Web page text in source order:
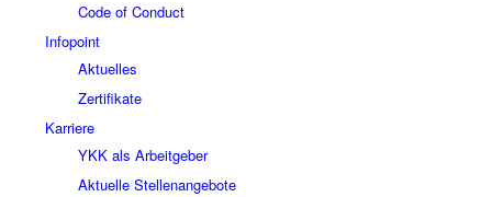
Code of Conduct
Infopoint
Aktuelles
Zertifikate
Karriere
YKK als Arbeitgeber
Aktuelle Stellenangebote